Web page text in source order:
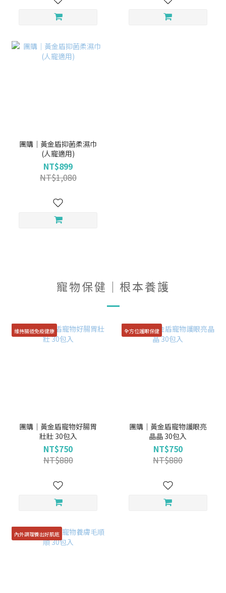
團購｜黃金盾抑菌柔濕巾
(人寵適用)
NT$899
NT$1,080
寵物保健｜根本養護
維持腸道免疫健康
團購｜黃金盾寵物好腸胃
壯壯 30包入
NT$750
NT$880
全方位護眼保健
團購｜黃金盾寵物護眼亮
晶晶 30包入
NT$750
NT$880
內外調理養出好肌底